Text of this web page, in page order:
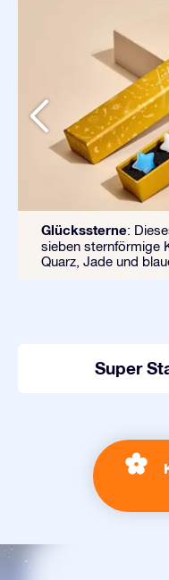
Glückssterne:
sieben sternförmige
Quarz, Jade und
Super